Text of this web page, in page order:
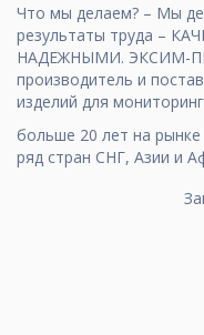
Что мы делаем? – Мы
результаты труда –
НАДЕЖНЫМИ. ЭКСИМ-
производитель и
изделий для
больше 20 лет на
ряд стран СНГ, Азии и